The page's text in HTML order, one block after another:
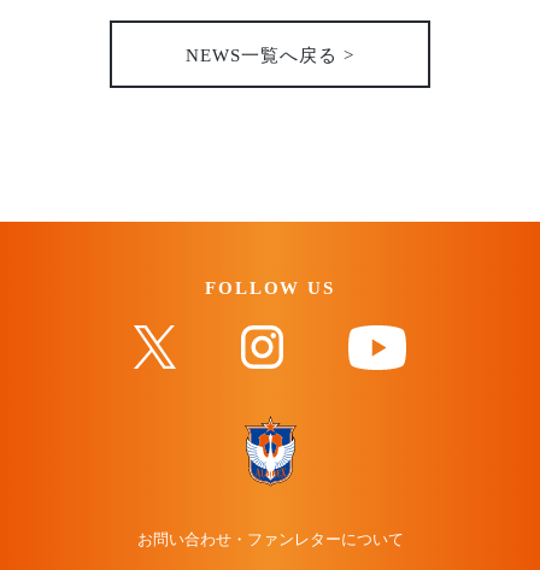
NEWS一覧へ戻る >
FOLLOW US
お問い合わせ・ファンレターについて